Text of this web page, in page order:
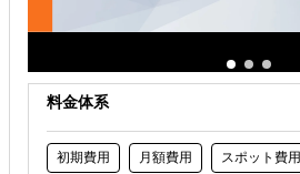
料金体系
初期費用 月額費用 スポット費用